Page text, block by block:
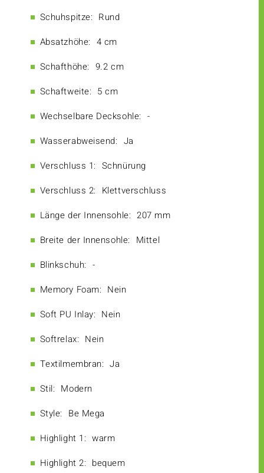
Schuhspitze: Rund
Absatzhöhe: 4 cm
Schafthöhe: 9.2 cm
Schaftweite: 5 cm
Wechselbare Decksohle: -
Wasserabweisend: Ja
Verschluss 1: Schnürung
Verschluss 2: Klettverschluss
Länge der Innensohle: 207 mm
Breite der Innensohle: Mittel
Blinkschuh: -
Memory Foam: Nein
Soft PU Inlay: Nein
Softrelax: Nein
Textilmembran: Ja
Stil: Modern
Style: Be Mega
Highlight 1: warm
Highlight 2: bequem